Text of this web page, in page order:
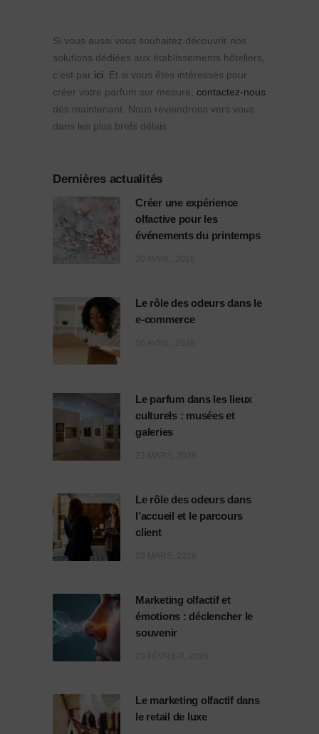
Si vous aussi vous souhaitez découvrir nos
solutions dédiées aux établissements hôteliers,
c’est par ici. Et si vous êtes intéressés pour
créer votre parfum sur mesure, contactez-nous
dès maintenant. Nous reviendrons vers vous
dans les plus brefs délais.
Dernières actualités
Créer une expérience
olfactive pour les
événements du printemps
Le rôle des odeurs dans le
e-commerce
Le parfum dans les lieux
culturels : musées et
galeries
Le rôle des odeurs dans
l’accueil et le parcours
client
Marketing olfactif et
émotions : déclencher le
souvenir
Le marketing olfactif dans
le retail de luxe